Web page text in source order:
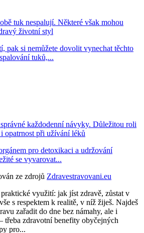
tuk nespalují. Některé však mohou
životní styl
pak si nemůžete dovolit vynechat těchto
tuků,...
každodenní návyky. Důležitou roli
opatrnost při užívání léků
pro detoxikaci a udržování
se vyvarovat...
ze zdrojů Zdravestravovani.eu
využití: jak jíst zdravě, zůstat v
s respektem k realitě, v níž žiješ. Najdeš
zařadit do dne bez námahy, ale i
třeba zdravotní benefity obyčejných
pro...